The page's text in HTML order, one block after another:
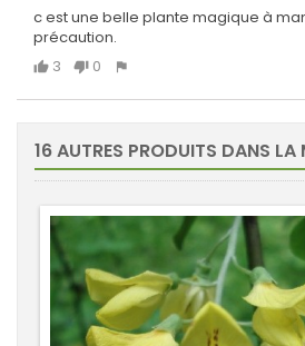
c est une belle plante magique à
précaution.
3
0
16 AUTRES PRODUITS DANS LA